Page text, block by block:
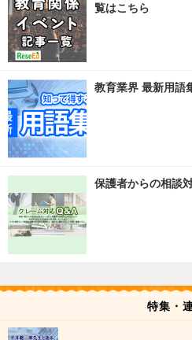
覧はこちら
教育業界 最新用語
保護者からの相談
特集・